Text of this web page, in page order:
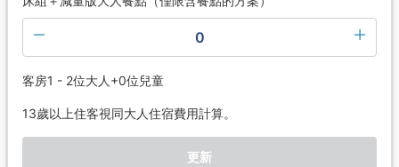
0
客房1 - 2位大人+0位兒童
13歲以上住客視同大人住宿費用計算。
更新